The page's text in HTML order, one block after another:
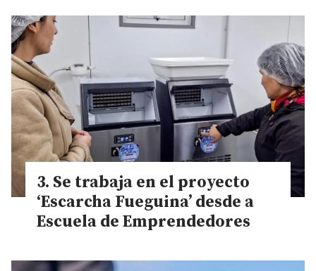
Se trabaja en el proyecto
‘Escarcha Fueguina’ desde a
Escuela de Emprendedores